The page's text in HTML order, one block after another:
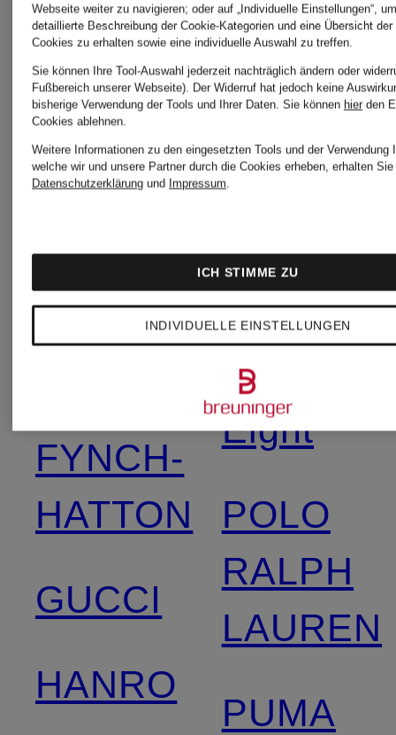
Jeans
Chantelle
Chloé
CINQUE
FYNCH-
HATTON
GUCCI
HANRO
name it
NEO
NOIR
oui
Phase
Eight
POLO
RALPH
LAUREN
PUMA
Webseite weiter zu navigieren; oder auf „Individuelle Einstellungen“,
detaillierte Beschreibung der Cookie-Kategorien und eine Übersicht
Cookies zu erhalten sowie eine individuelle Auswahl zu treffen.
Sie können Ihre Tool-Auswahl jederzeit nachträglich ändern oder
Fußbereich unserer Webseite). Der Widerruf hat jedoch keine
bisherige Verwendung der Tools und Ihrer Daten. Sie können hier den
Cookies ablehnen.
Weitere Informationen zu den eingesetzten Tools und der Verwendung
welche wir und unsere Partner durch die Cookies erheben, erhalten
Datenschutzerklärung und Impressum.
INDIVIDUELLE EINSTELLUNGEN
ICH STIMME ZU